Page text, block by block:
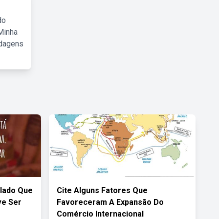
Que
Ser
Cite Alguns Fatores Que
Favoreceram A Expansão Do
Comércio Internacional